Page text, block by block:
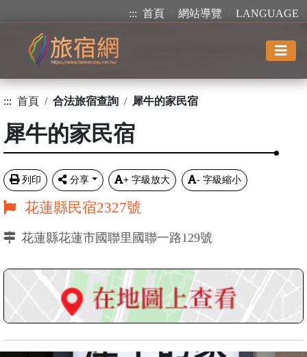
::: 首頁 網站導覽 LANGUAGE
::: 首頁 合法旅宿查詢 犀牛的家民宿
犀牛的家民宿
列印 分享 + 字級放大 - 字級縮小
花蓮縣民宿2327號
花蓮縣花蓮市國聯里國聯一路129號